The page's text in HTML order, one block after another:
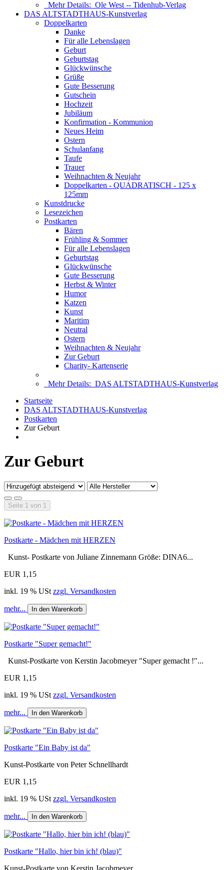
Mehr Details: Ole West -- Tidenhub-Verlag
DAS ALTSTADTHAUS-Kunstverlag
Doppelkarten
Danke
Für alle Lebenslagen
Geburt
Geburtstag
Glückwünsche
Grüße
Gute Besserung
Gutschein
Hochzeit
Jubiläum
Konfirmation - Kommunion
Neues Heim
Ostern
Schulanfang
Taufe
Trauer
Weihnachten & Neujahr
Doppelkarten - QUADRATISCH - 125 x
125mm
Kunstdrucke
Lesezeichen
Postkarten
Bären
Frühling & Sommer
Für alle Lebenslagen
Geburtstag
Glückwünsche
Gute Besserung
Herbst & Winter
Humor
Katzen
Kunst
Maritim
Neutral
Ostern
Weihnachten & Neujahr
Zur Geburt
Charity- Kartenserie
Mehr Details: DAS ALTSTADTHAUS-Kunstverlag
Startseite
DAS ALTSTADTHAUS-Kunstverlag
Postkarten
Zur Geburt
Zur Geburt
Seite 1 von 1
Postkarte - Mädchen mit HERZEN
Kunst- Postkarte von Juliane Zinnemann Größe: DINA6...
EUR 1,15
inkl. 19 % USt zzgl. Versandkosten
mehr... In den Warenkorb
Postkarte "Super gemacht!"
Kunst-Postkarte von Kerstin Jacobmeyer "Super gemacht !"...
EUR 1,15
inkl. 19 % USt zzgl. Versandkosten
mehr... In den Warenkorb
Postkarte "Ein Baby ist da"
Kunst-Postkarte von Peter Schnellhardt
EUR 1,15
inkl. 19 % USt zzgl. Versandkosten
mehr... In den Warenkorb
Postkarte "Hallo, hier bin ich! (blau)"
Kunst-Postkarte von Kerstin Jacobmeyer